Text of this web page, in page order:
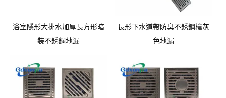
浴室隱形大排水加厚長方形暗
裝不銹鋼地漏
長形下水道帶防臭不銹鋼槍灰
色地漏